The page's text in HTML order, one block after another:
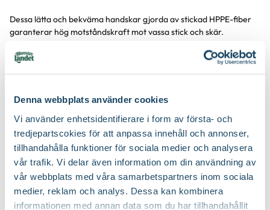
Denna webbplats använder cookies
Vi använder enhetsidentifierare i form av första- och
tredjepartscokies för att anpassa innehåll och annonser,
tillhandahålla funktioner för sociala medier och analysera
vår trafik. Vi delar även information om din användning av
vår webbplats med våra samarbetspartners inom sociala
medier, reklam och analys. Dessa kan kombinera
informationen med annan data som du har tillhandahållit
Produktinformation
Dessa lätta och bekväma handskar gjorda av stickad HPPE-fiber
garanterar hög motståndskraft mot vassa stick och skär.
utmärkt grepp och större styrka. Idealisk för beskärningsar...
Produktspecifikation
Material HPPE (high performance polyethylene), nitril
Storlek L
Du kanske också gillar